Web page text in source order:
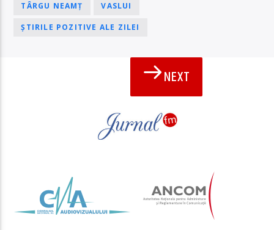
TÂRGU NEAMȚ VASLUI
ȘTIRILE POZITIVE ALE ZILEI
NEXT